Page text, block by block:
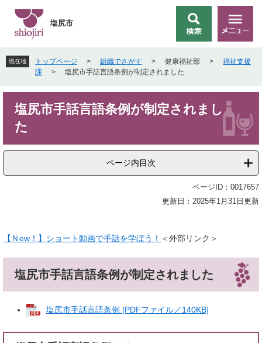
先
頭
す
を
飛
し
索
メ
ニ
ー
塩尻市
現在地 トップページ > 組織でさがす > 健康福祉部 >
福祉支援
課
> 塩尻市手話言語条例が制定されました
塩尻市手話言語条例が制定されまし
た
ページ内目次
ページID：0017657
更新日：2025年1月31日更新
【Ｎew！】ショート動画で手話を学ぼう！ ＜外部リンク＞
塩尻市手話言語条例が制定されました
塩尻市手話言語条例 [PDFファイル／140KB]